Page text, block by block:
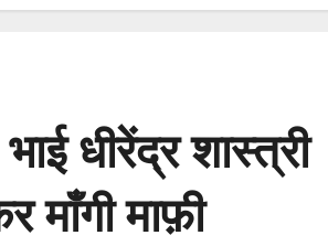
धीरेंद्र शास्त्री
माँगी माफ़ी